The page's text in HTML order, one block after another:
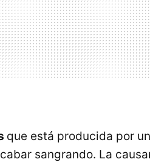
que está producida por
sangrando. La